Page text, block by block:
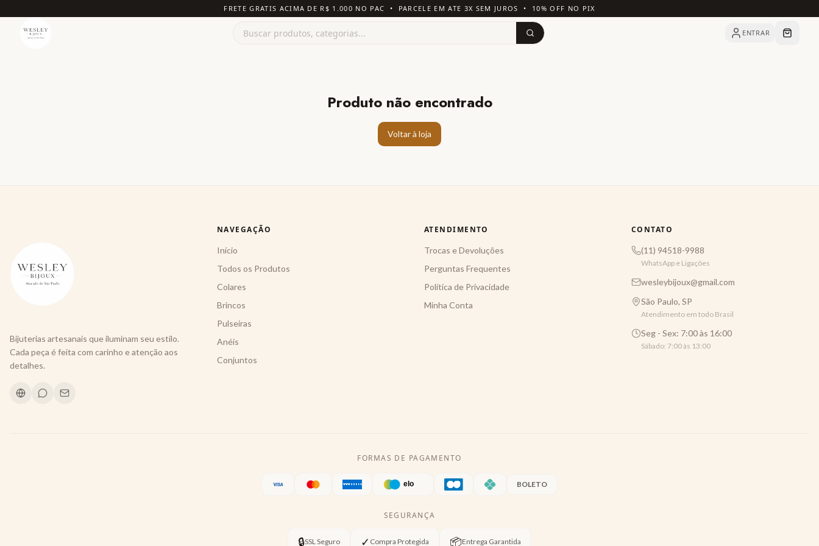
FRETE GRATIS ACIMA DE R$ 1.000 NO PAC • PARCELE EM ATE 3X SEM JUROS • 10% OFF NO PIX
ENTRAR
Produto não encontrado
Voltar à loja
Bijuterias artesanais que iluminam seu estilo.
Cada peça é feita com carinho e atenção aos
detalhes.
NAVEGAÇÃO
Início
Todos os Produtos
Colares
Brincos
Pulseiras
Anéis
Conjuntos
ATENDIMENTO
Trocas e Devoluções
Perguntas Frequentes
Política de Privacidade
Minha Conta
CONTATO
(11) 94518-9988
WhatsApp e Ligações
wesleybijoux@gmail.com
São Paulo, SP
Atendimento em todo Brasil
Seg - Sex: 7:00 às 16:00
Sábado: 7:00 às 13:00
FORMAS DE PAGAMENTO
BOLETO
SEGURANÇA
🔒SSL Seguro ✓ Compra Protegida 📦Entrega Garantida